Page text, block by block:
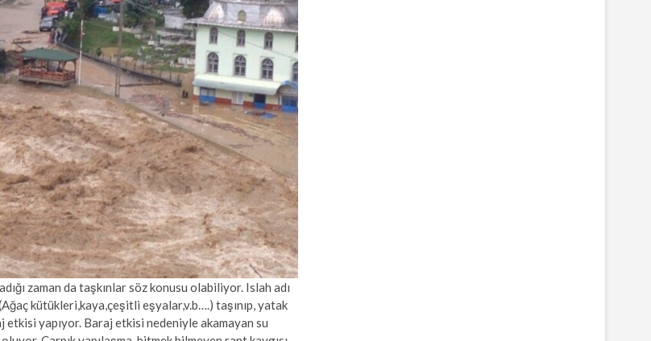
zaman da taşkınlar söz konusu olabiliyor. Islah adı
kütükleri,kaya,çeşitli eşyalar,v.b….) taşınıp, yatak
etkisi yapıyor. Baraj etkisi nedeniyle akamayan su